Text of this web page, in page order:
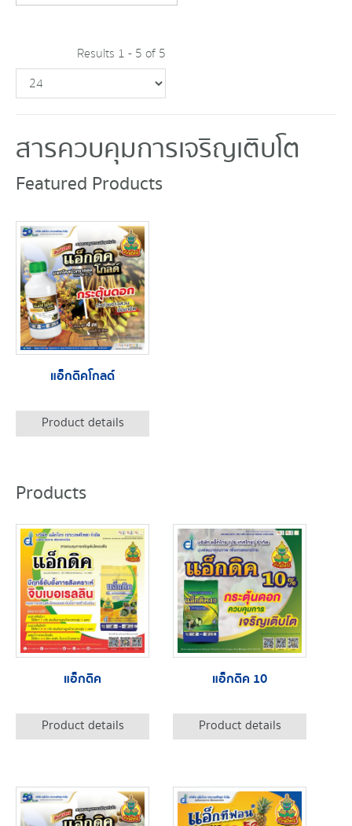
Results 1 - 5 of 5
สารควบคุมการเจริญเติบโต
Featured Products
แอ็กดิคโกลด์
Product details
Products
แอ็กดิค
Product details
แอ็กดิค 10
Product details